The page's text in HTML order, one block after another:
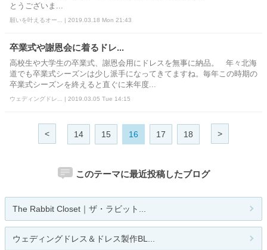
とうございま...
願いを叶えるオー... | 2019.03.18 Mon 21:43
卒業式や謝恩会に着るドレ...
高校生や大学生の卒業式、謝恩会用にドレスを無事に納品。 年々北海
道でも卒業式シーズンは少し派手になってきてますね。毎年この時期の
卒業式シーズンを終えると直ぐに来年度...
ウェディングドレ... | 2019.03.05 Tue 14:15
< 14 15 16 17 18 >
このテーマに最近投稿したブログ
The Rabbit Closet｜ザ・ラビット...
ウェディングドレス＆ドレス製作BL...